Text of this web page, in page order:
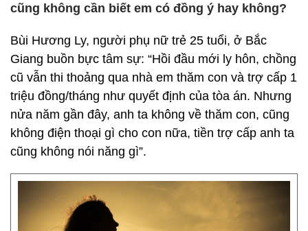
cũng không cần biết em có đồng ý hay không?
Bùi Hương Ly, người phụ nữ trẻ 25 tuổi, ở Bắc
Giang buồn bực tâm sự: “Hồi đầu mới ly hôn, chồng
cũ vẫn thi thoảng qua nhà em thăm con và trợ cấp 1
triệu đồng/tháng như quyết định của tòa án. Nhưng
nửa năm gần đây, anh ta không về thăm con, cũng
không điện thoại gì cho con nữa, tiền trợ cấp anh ta
cũng không nói năng gì”.